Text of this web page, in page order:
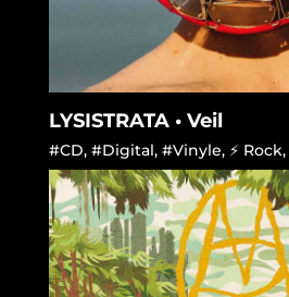
LYSISTRATA • Veil
#CD, #Digital, #Vinyle, ⚡ Rock,